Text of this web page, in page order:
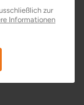
zur
Informationen